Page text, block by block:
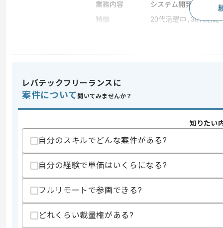
業務内容
システム開発
特徴
20代活躍中 , 30代活躍
・Push 通知基盤知見
・.NET（C#）、Java、Node.js などを
・iOS / Android アプリでの Push 通知
・Azure Portal を利用したリソース管理
・認証・認可（証明書、キー管理）に
スキルに不安がある方へ
上記に似た経験やスキルをお持ちであれば申
商談回数
レバテックフリーランスに
案件について 聞いてみませんか？
知りたい
自分のスキルでどんな案件がある?
自分の経験で単価はいくらになる?
フルリモートで参画できる?
どれくらい裁量権がある?